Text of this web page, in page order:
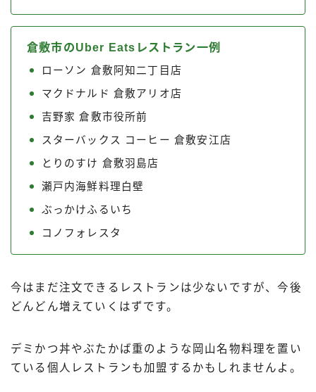
倉敷市のUber Eatsレストラン一例
ローソン 倉敷阿知二丁目店
マクドナルド 倉敷アリオ店
吉野家 倉敷市役所前
スターバックス コーヒー 倉敷安江店
とりのすけ 倉敷羽島店
瀬戸内海鮮料理白壁
ぶっかけふるいち
コノフォレスタ
今はまだ注文できるレストランは少ないですが、今後
どんどん増えていくはずです。
デミかつ丼やぶたかば重のような岡山名物料理を置い
ている個人レストランも加盟するかもしれませんよ。